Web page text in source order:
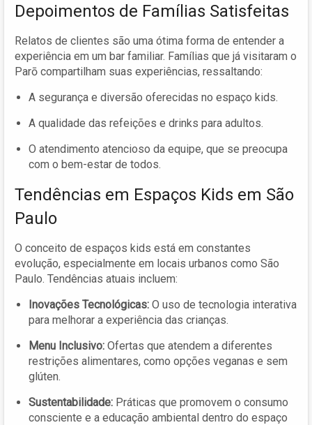
Depoimentos de Famílias Satisfeitas
Relatos de clientes são uma ótima forma de entender a
experiência em um bar familiar. Famílias que já visitaram o
Parō compartilham suas experiências, ressaltando:
A segurança e diversão oferecidas no espaço kids.
A qualidade das refeições e drinks para adultos.
O atendimento atencioso da equipe, que se preocupa
com o bem-estar de todos.
Tendências em Espaços Kids em São
Paulo
O conceito de espaços kids está em constantes
evolução, especialmente em locais urbanos como São
Paulo. Tendências atuais incluem:
Inovações Tecnológicas: O uso de tecnologia interativa
para melhorar a experiência das crianças.
Menu Inclusivo: Ofertas que atendem a diferentes
restrições alimentares, como opções veganas e sem
glúten.
Sustentabilidade: Práticas que promovem o consumo
consciente e a educação ambiental dentro do espaço